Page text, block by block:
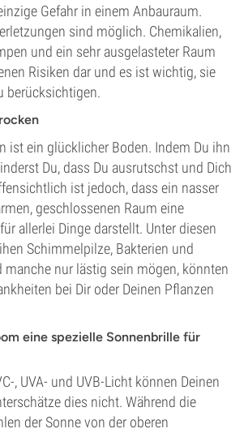
Gefahr in einem Anbauraum.
sind möglich. Chemikalien,
und ein sehr ausgelasteter Raum
Risiken dar und es ist wichtig, sie
berücksichtigen.
ist ein glücklicher Boden. Indem Du ihn
Du, dass Du ausrutschst und Dich
ist jedoch, dass ein nasser
geschlossenen Raum eine
allerlei Dinge darstellt. Unter diesen
Schimmelpilze, Bakterien und
manche nur lästig sein mögen, könnten
bei Dir oder Deinen Pflanzen
eine spezielle Sonnenbrille für
, UVA- und UVB-Licht können Deinen
dies nicht. Während die
der Sonne von der oberen